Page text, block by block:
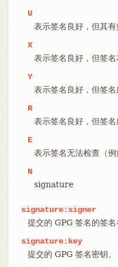
U
表示签名良好，但其有
X
表示签名良好，但签
Y
表示签名良好，但签
R
表示签名良好，但签
E
表示签名无法检查（例
N
signature
signature:signer
提交的 GPG 签名的签名
signature:key
提交的 GPG 签名密钥。